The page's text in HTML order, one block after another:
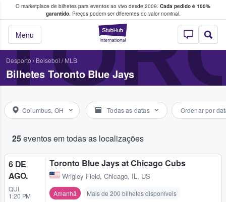
O marketplace de bilhetes para eventos ao vivo desde 2009. Cada pedido é 100%
garantido.Preços podem ser diferentes do valor nominal.
StubHub – onde
Menu
fãs compram e vendem bilhetes
Desporto / Beisebol / MLB
Bilhetes Toronto Blue Jays
Columbus, OH Todas as datas Ordenar por
25eventos em todas as localizações
6 DE
AGO.
QUI.
1:20 PM
Toronto Blue Jays at Chicago Cubs
Wrigley Field, Chicago, IL, US
Amanhã Mais de 200 bilhetes disponíveis